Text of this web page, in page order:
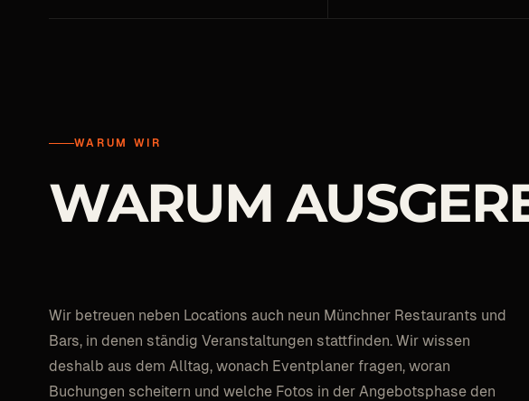
WARUM WIR
WARUM
Wir betreuen neben Locations auch neun Münchner Restaurants und
Bars, in denen ständig Veranstaltungen stattfinden. Wir wissen
deshalb aus dem Alltag, wonach Eventplaner fragen, woran
Buchungen scheitern und welche Fotos in der Angebotsphase den